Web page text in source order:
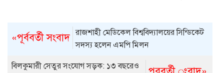
«পূর্ববর্তী সংবাদ রাজশাহী মেডিকেল বিশ্ববিদ্যালয়ের সিন্ডিকেট
সদস্য হলেন এমপি মিলন
বিলকুমারী সেতুর সংযোগ সড়ক: ১৩ বছরেও